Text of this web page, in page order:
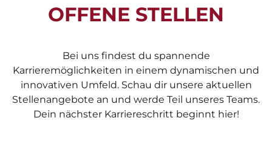
OFFENE STELLEN
Bei uns findest du spannende
Karrieremöglichkeiten in einem dynamischen und
innovativen Umfeld. Schau dir unsere aktuellen
Stellenangebote an und werde Teil unseres Teams.
Dein nächster Karriereschritt beginnt hier!